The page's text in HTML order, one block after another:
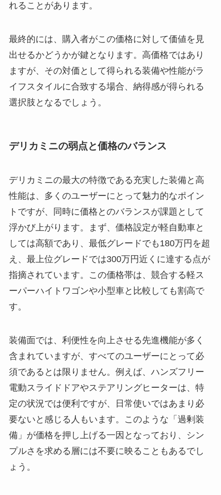
れることがあります。
最終的には、購入者がこの価格に対して価値を見
出せるかどうかが鍵となります。高価格ではあり
ますが、その対価として得られる装備や性能がラ
イフスタイルに合致する場合、納得感が得られる
選択肢となるでしょう。
デリカミニの弱点と価格のバランス
デリカミニの最大の特徴である充実した装備と高
性能は、多くのユーザーにとって魅力的なポイン
トですが、同時に価格とのバランスが課題として
浮かび上がります。まず、価格設定が軽自動車と
しては高額であり、最低グレードでも180万円を超
え、最上位グレードでは300万円近くに達する点が
指摘されています。この価格帯は、競合する軽ス
ーパーハイトワゴンや小型車と比較しても割高で
す。
装備面では、利便性を向上させる先進機能が多く
含まれていますが、すべてのユーザーにとって必
須であるとは限りません。例えば、ハンズフリー
電動スライドドアやステアリングヒーターは、特
定の状況では便利ですが、日常使いではあまり必
要ないと感じる人もいます。このような「過剰装
備」が価格を押し上げる一因となっており、シン
プルさを求める層には不要に映ることもあるでし
ょう。